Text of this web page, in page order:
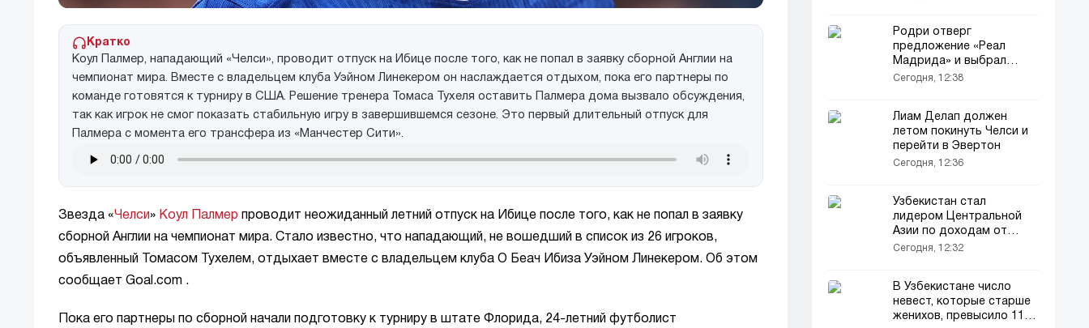
Кратко
Коул Палмер, нападающий «Челси», проводит отпуск на Ибице после того, как не попал в заявку сборной Англии на
чемпионат мира. Вместе с владельцем клуба Уэйном Линекером он наслаждается отдыхом, пока его партнеры по
команде готовятся к турниру в США. Решение тренера Томаса Тухеля оставить Палмера дома вызвало обсуждения,
так как игрок не смог показать стабильную игру в завершившемся сезоне. Это первый длительный отпуск для
Палмера с момента его трансфера из «Манчестер Сити».
Звезда «Челси » Коул Палмер проводит неожиданный летний отпуск на Ибице после того, как не попал в заявку
сборной Англии на чемпионат мира. Стало известно, что нападающий, не вошедший в список из 26 игроков,
объявленный Томасом Тухелем, отдыхает вместе с владельцем клуба О Беач Ибиза Уэйном Линекером. Об этом
сообщает Goal.com .
Пока его партнеры по сборной начали подготовку к турниру в штате Флорида, 24-летний футболист
Родри отверг
предложение «Реал
Мадрида» и выбрал
«Барселону»
Сегодня, 12:38
Лиам Делап должен
летом покинуть Челси и
перейти в Эвертон
Сегодня, 12:36
Узбекистан стал
лидером Центральной
Азии по доходам от
туризма
Сегодня, 12:32
В Узбекистане число
невест, которые старше
женихов, превысило 11